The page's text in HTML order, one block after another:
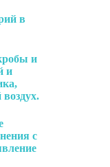
в
и
и
с